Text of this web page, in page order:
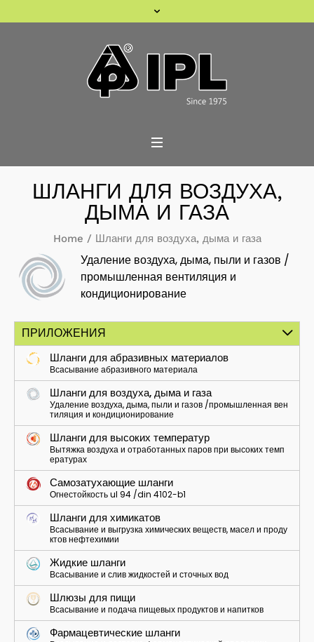
ШЛАНГИ ДЛЯ ВОЗДУХА,
ДЫМА И ГАЗА
Home / Шланги для воздуха, дыма и газа
Удаление воздуха, дыма, пыли и газов /
промышленная вентиляция и
кондиционирование
ПРИЛОЖЕНИЯ
Шланги для абразивных материалов
Всасывание абразивного материала
Шланги для воздуха, дыма и газа
Удаление воздуха, дыма, пыли и газов /промышленная вен
тиляция и кондиционирование
Шланги для высоких температур
Вытяжка воздуха и отработанных паров при высоких темп
ературах
Самозатухающие шланги
Огнестойкость ul 94 /din 4102-b1
Шланги для химикатов
Всасывание и выгрузка химических веществ, масел и проду
ктов нефтехимии
Жидкие шланги
Всасывание и слив жидкостей и сточных вод
Шлюзы для пищи
Всасывание и подача пищевых продуктов и напитков
Фармацевтические шланги